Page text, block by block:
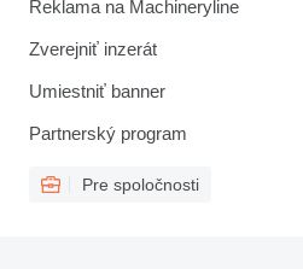
Reklama na Machineryline
Zverejniť inzerát
Umiestniť banner
Partnerský program
Pre spoločnosti